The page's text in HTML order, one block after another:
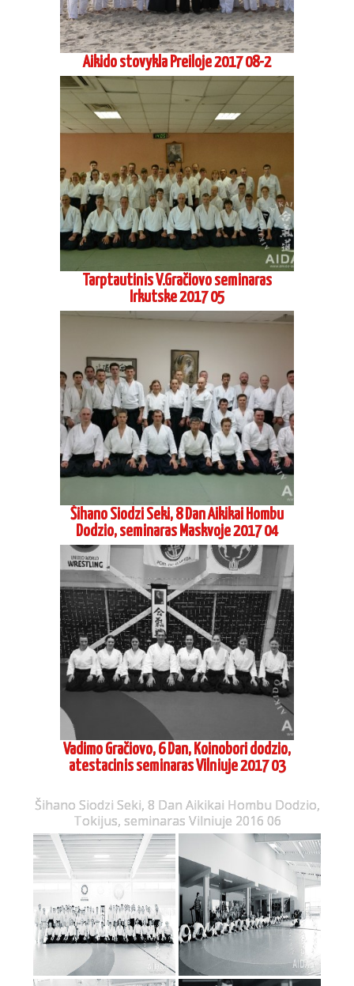
Aikido stovykla Preiloje 2017 08-2
Tarptautinis V.Gračiovo seminaras
Irkutske 2017 05
Šihano Siodzi Seki, 8 Dan Aikikai Hombu
Dodzio, seminaras Maskvoje 2017 04
Vadimo Gračiovo, 6 Dan, Koinobori dodzio,
atestacinis seminaras Vilniuje 2017 03
Šihano Siodzi Seki, 8 Dan Aikikai Hombu Dodzio,
Tokijus, seminaras Vilniuje 2016 06